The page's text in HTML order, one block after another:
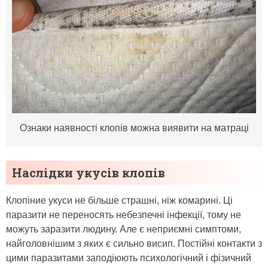
Ознаки наявності клопів можна виявити на матраці
Наслідки укусів клопів
Клопіние укуси не більше страшні, ніж комарині. Ці
паразити не переносять небезпечні інфекції, тому не
можуть заразити людину. Але є неприємні симптоми,
найголовнішим з яких є сильно висип. Постійні контакти з
цими паразитами заподіюють психологічний і фізичний